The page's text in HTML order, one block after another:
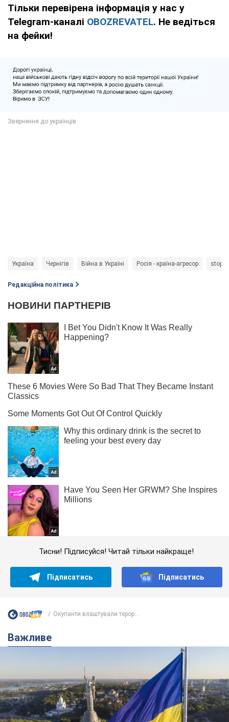
Тільки перевірена інформація у нас у
Telegram-каналі OBOZREVATEL. Не ведіться
на фейки!
Україна Чернігів Війна в Україні Росія - країна-агресор
Редакційна політика
Тисни! Підписуйся! Читай тільки найкраще!
Підписатись Підписатись
Окупанти влаштували терор...
Важливе